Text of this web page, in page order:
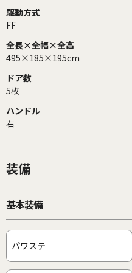
駆動方式
FF
全長×全幅×全高
495×185×195cm
ドア数
5枚
ハンドル
右
装備
基本装備
パワステ